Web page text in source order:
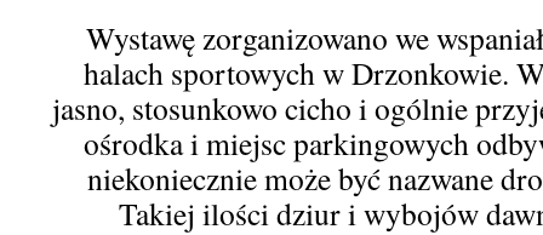
Wystawę zorganizowano we
halach sportowych w Drzonkowie.
jasno, stosunkowo cicho i ogólnie
ośrodka i miejsc parkingowych
niekoniecznie może być nazwane
Takiej ilości dziur i wybojów